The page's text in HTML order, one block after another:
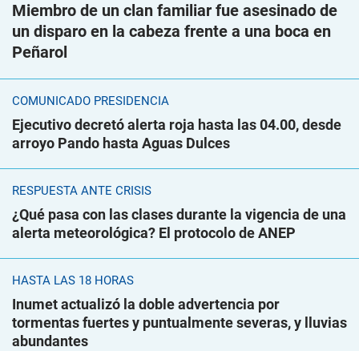
Miembro de un clan familiar fue asesinado de
un disparo en la cabeza frente a una boca en
Peñarol
COMUNICADO PRESIDENCIA
Ejecutivo decretó alerta roja hasta las 04.00, desde
arroyo Pando hasta Aguas Dulces
RESPUESTA ANTE CRISIS
¿Qué pasa con las clases durante la vigencia de una
alerta meteorológica? El protocolo de ANEP
HASTA LAS 18 HORAS
Inumet actualizó la doble advertencia por
tormentas fuertes y puntualmente severas, y lluvias
abundantes